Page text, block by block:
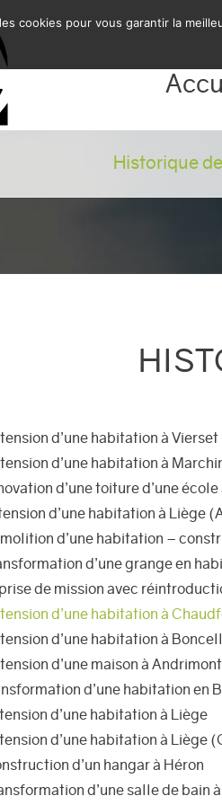
Historique
d’une habitation à Vierset
d’une habitation à
d’une toiture d’une
d’une habitation à Liège
d’une habitation –
d’une grange en
de mission avec
d’une habitation à
d’une habitation à
d’une maison à Andrimont
d’une habitation en
d’une habitation à Liège
d’une habitation à Liège
d’un hangar à Héron
d’une salle de bain
cookies pour vous garantir la